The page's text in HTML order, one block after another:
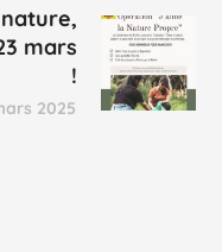
mars
!
2025